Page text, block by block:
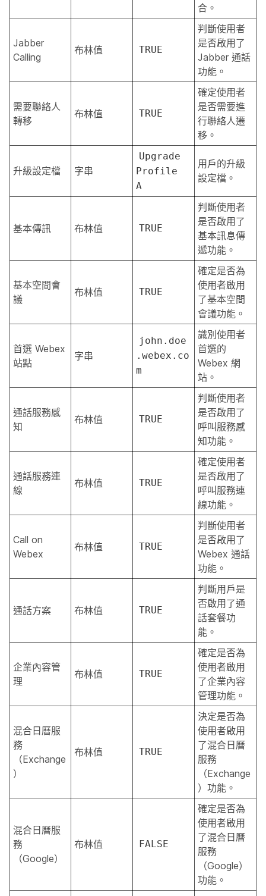
合。
Jabber
Calling
布林值 TRUE
判斷使用者
是否啟用了
Jabber 通話
功能。
需要聯絡人
轉移
布林值 TRUE
確定使用者
是否需要進
行聯絡人遷
移。
升級設定檔 字串
Upgrade
Profile
A
用戶的升級
設定檔。
基本傳訊 布林值 TRUE
判斷使用者
是否啟用了
基本訊息傳
遞功能。
基本空間會
議
布林值 TRUE
確定是否為
使用者啟用
了基本空間
會議功能。
首選 Webex
站點
字串
john.doe
.webex.co
m
識別使用者
首選的
Webex 網
站。
通話服務感
知
布林值 TRUE
判斷使用者
是否啟用了
呼叫服務感
知功能。
通話服務連
線
布林值 TRUE
確定使用者
是否啟用了
呼叫服務連
線功能。
Call on
Webex
布林值 TRUE
判斷使用者
是否啟用了
Webex 通話
功能。
通話方案 布林值 TRUE
判斷用戶是
否啟用了通
話套餐功
能。
企業內容管
理
布林值 TRUE
確定是否為
使用者啟用
了企業內容
管理功能。
混合日曆服
務
（Exchange
）
布林值 TRUE
決定是否為
使用者啟用
了混合日曆
服務
（Exchange
）功能。
混合日曆服
務
（Google）
布林值 FALSE
確定是否為
使用者啟用
了混合日曆
服務
（Google）
功能。